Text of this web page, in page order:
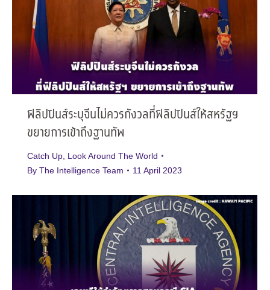
ฟิลิปปินส์ระบุจีนไม่ควรกังวลที่ฟิลิปปินส์ให้สหรัฐฯ
ขยายการเข้าถึงฐานทัพ
Catch Up Look Around The World
By The Intelligence Team 11 April 2023